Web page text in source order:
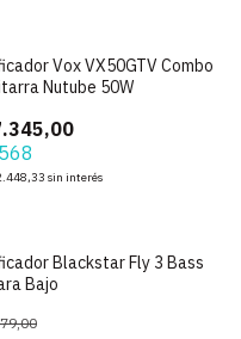
Vox VX50GTV Combo
Nutube 50W
sin interés
Blackstar Fly 3 Bass
Bajo